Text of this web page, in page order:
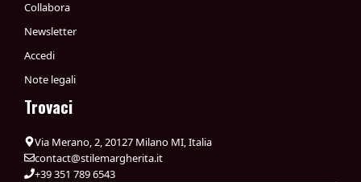
Collabora
Newsletter
Accedi
Note legali
Trovaci
Via Merano, 2, 20127 Milano MI, Italia
contact@stilemargherita.it
+39 351 789 6543